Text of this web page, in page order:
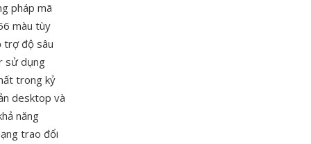
pháp mã
màu tùy
trợ độ sâu
sử dụng
trong kỷ
desktop và
năng
trao đổi